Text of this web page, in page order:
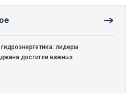
лидеры
достигли важных